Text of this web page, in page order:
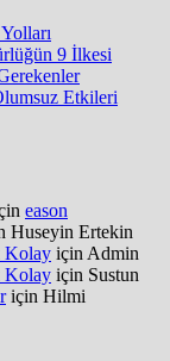
9 İlkesi
Etkileri
eason
Huseyin Ertekin
Kolay için Admin
Kolay için Sustun
için Hilmi